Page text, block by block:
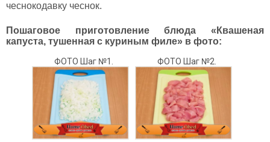
чеснокодавку чеснок.
Пошаговое приготовление блюда «Квашеная
капуста, тушенная с куриным филе» в фото:
ФОТО Шаг №1. ФОТО Шаг №2.